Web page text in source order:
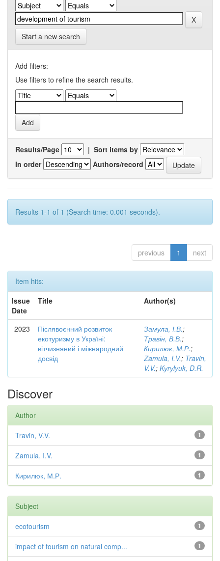
Start a new search
Add filters:
Use filters to refine the search results.
Results/Page | Sort items by
In order
Authors/record
Results 1-1 of 1 (Search time: 0.001 seconds).
previous 1 next
Item hits:
Issue
Date
Title Author(s)
2023
Післявоєнний розвиток
екотуризму в Україні:
вітчизняний і міжнародний
досвід
Замула, І.В.;
Травін, В.В.;
Кирилюк, М.Р.;
Zamula, I.V.; Travin,
V.V.; Kуrуlyuk, D.R.
Discover
Author
1
Travin, V.V.
1
Zamula, I.V.
1
Кирилюк, М.Р.
Subject
1
ecotourism
1
impact of tourism on natural comp...